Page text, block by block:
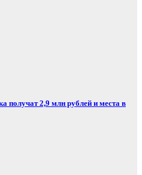
получат 2,9 млн рублей и места в